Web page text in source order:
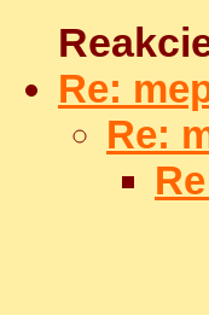
Re:
Re: